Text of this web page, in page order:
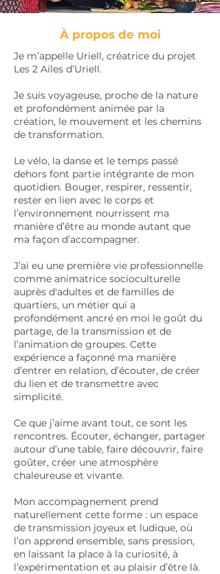
À propos de moi
Je m’appelle Uriell, créatrice du projet
Les 2 Ailes d’Uriell.
Je suis voyageuse, proche de la nature
et profondément animée par la
création, le mouvement et les chemins
de transformation.
Le vélo, la danse et le temps passé
dehors font partie intégrante de mon
quotidien. Bouger, respirer, ressentir,
rester en lien avec le corps et
l’environnement nourrissent ma
manière d’être au monde autant que
ma façon d’accompagner.
J’ai eu une première vie professionnelle
comme animatrice socioculturelle
auprès d'adultes et de familles de
quartiers, un métier qui a
profondément ancré en moi le goût du
partage, de la transmission et de
l’animation de groupes. Cette
expérience a façonné ma manière
d’entrer en relation, d’écouter, de créer
du lien et de transmettre avec
simplicité.
Ce que j’aime avant tout, ce sont les
rencontres. Écouter, échanger, partager
autour d’une table, faire découvrir, faire
goûter, créer une atmosphère
chaleureuse et vivante.
Mon accompagnement prend
naturellement cette forme : un espace
de transmission joyeux et ludique, où
l’on apprend ensemble, sans pression,
en laissant la place à la curiosité, à
l’expérimentation et au plaisir d’être là.